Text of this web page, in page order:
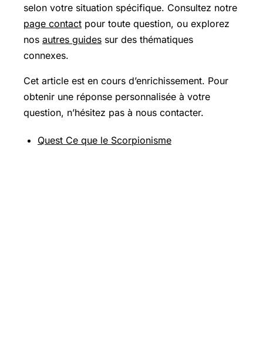
selon votre situation spécifique. Consultez notre
page contact pour toute question, ou explorez
nos autres guides sur des thématiques
connexes.
Cet article est en cours d’enrichissement. Pour
obtenir une réponse personnalisée à votre
question, n’hésitez pas à nous contacter.
Quest Ce que le Scorpionisme